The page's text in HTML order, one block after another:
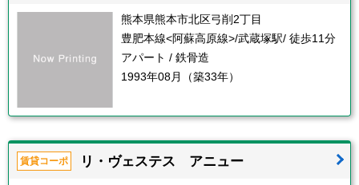
熊本県熊本市北区弓削2丁目
豊肥本線<阿蘇高原線>/武蔵塚駅/ 徒歩11分
アパート / 鉄骨造
1993年08月（築33年）
賃貸コーポ リ・ヴェステス アニュー